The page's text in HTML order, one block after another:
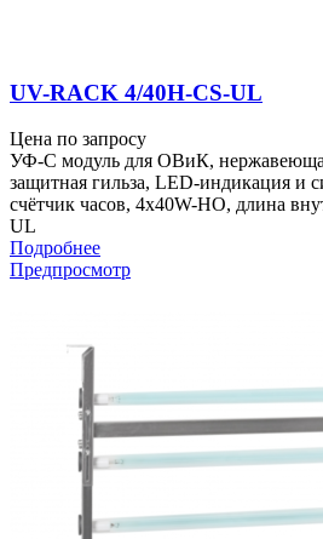
UV-RACK 4/40H-CS-UL
Цена по запросу
УФ-С модуль для ОВиК,
защитная гильза, LED-индикация и
счётчик часов, 4x40W-HO, длина
UL
Подробнее
Предпросмотр